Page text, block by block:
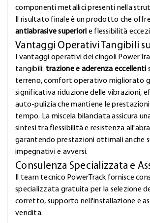
componenti metallici presenti nella
Il risultato finale è un prodotto che
antiabrasive superiori e flessibilità
Vantaggi Operativi Tangibili
I vantaggi operativi dei cingoli
tangibili: trazione e aderenza eccellenti
terreno, comfort operativo migliorato
significativa riduzione delle vibrazioni,
auto-pulizia che mantiene le
tempo. La miscela bilanciata assicura
sintesi tra flessibilità e resistenza
garantendo prestazioni ottimali anche
impegnativi e avversi.
Consulenza Specializzata e
Il team tecnico PowerTrack fornisce
specializzata gratuita per la selezione
corretto, supporto nell'installazione e
vendita.